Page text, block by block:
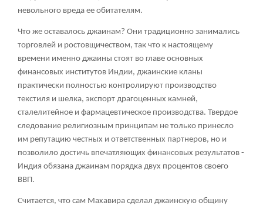
невольного вреда ее обитателям.
Что же оставалось джаинам? Они традиционно занимались
торговлей и ростовщичеством, так что к настоящему
времени именно джаины стоят во главе основных
финансовых институтов Индии, джаинские кланы
практически полностью контролируют производство
текстиля и шелка, экспорт драгоценных камней,
сталелитейное и фармацевтическое производства. Твердое
следование религиозным принципам не только принесло
им репутацию честных и ответственных партнеров, но и
позволило достичь впечатляющих финансовых результатов -
Индия обязана джаинам порядка двух процентов своего
ВВП.
Считается, что сам Махавира сделал джаинскую общину